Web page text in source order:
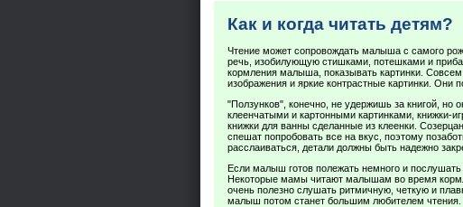
Как и когда читать детям?
Чтение может сопровождать малыша с самого
речь, изобилующую стишками, потешками и
кормления малыша, показывать картинки.
изображения и яркие контрастные картинки. Они
"Ползунков", конечно, не удержишь за книгой, но
клеенчатыми и картонными картинками, книжки-
книжки для ванны сделанные из клеенки.
спешат попробовать все на вкус, поэтому
расслаиваться, детали должны быть надежно
Если малыш готов полежать немного и послушать
Некоторые мамы читают малышам во время
очень полезно слушать ритмичную, четкую и
малыш потом станет большим любителем чтения.